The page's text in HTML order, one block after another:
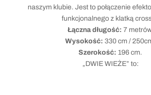
naszym klubie. Jest to połączenie
funkcjonalnego z klatką
Łączna długość: 7
Wysokość: 330 cm /
Szerokość: 196 cm.
„DWIE WIEŻE” to: